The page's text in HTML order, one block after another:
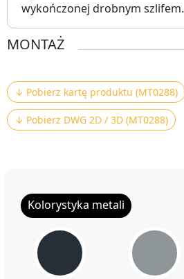
wykończonej drobnym szlifem.
MONTAŻ
↓ Pobierz kartę produktu (MT0288)
↓ Pobierz DWG 2D / 3D (MT0288)
Kolorystyka metali